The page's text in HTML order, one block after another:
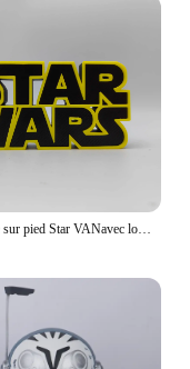
Enseigne sur pied Star VANavec logo, police 3D, jouets modèles, décoration haute esthétique, chimplay